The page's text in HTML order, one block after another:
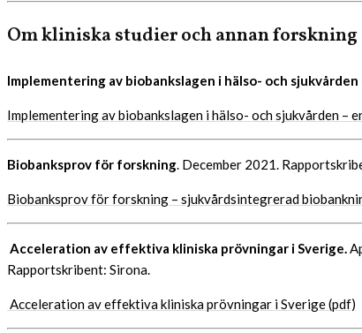
Om kliniska studier och annan forskning
Implementering av biobankslagen i hälso- och
Implementering av biobankslagen i hälso- och sjukvården –
Biobanksprov för forskning. December 2021.
Biobanksprov för forskning – sjukvårdsintegrerad
Acceleration av effektiva kliniska prövningar i Sverige.
Rapportskribent: Sirona.
Acceleration av effektiva kliniska prövningar i Sverige (pdf)